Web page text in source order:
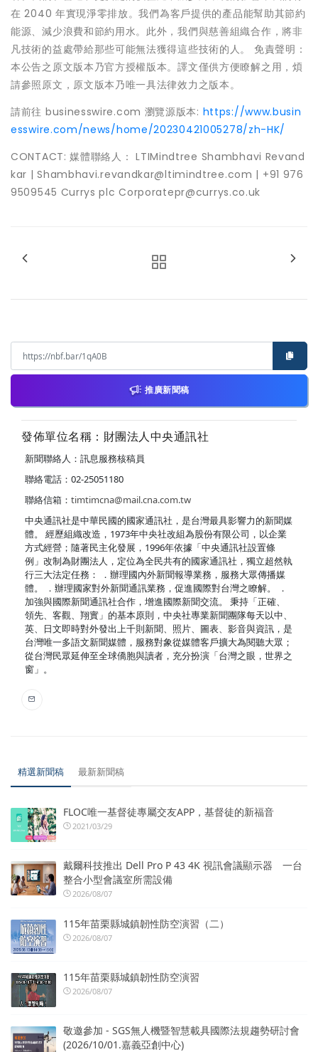
在 2040 年實現淨零排放。我們為客戶提供的產品能幫助其節約
能源、減少浪費和節約用水。此外，我們與慈善組織合作，將非
凡技術的益處帶給那些可能無法獲得這些技術的人。 免責聲明：
本公告之原文版本乃官方授權版本。譯文僅供方便瞭解之用，煩
請參照原文，原文版本乃唯一具法律效力之版本。
請前往 businesswire.com 瀏覽源版本: https://www.busin
esswire.com/news/home/20230421005278/zh-HK/
CONTACT: 媒體聯絡人： LTIMindtree Shambhavi Revand
kar | Shambhavi.revandkar@ltimindtree.com | +91 976
9509545 Currys plc Corporatepr@currys.co.uk
推廣新聞稿
發佈單位名稱：財團法人中央通訊社
新聞聯絡人：訊息服務核稿員
聯絡電話：02-25051180
聯絡信箱： timtimcna@mail.cna.com.tw
中央通訊社是中華民國的國家通訊社，是台灣最具影響力的新聞媒
體。 經歷組織改造，1973年中央社改組為股份有限公司，以企業
方式經營；隨著民主化發展，1996年依據「中央通訊社設置條
例」改制為財團法人，定位為全民共有的國家通訊社，獨立超然執
行三大法定任務： ．辦理國內外新聞報導業務，服務大眾傳播媒
體。 ．辦理國家對外新聞通訊業務，促進國際對台灣之瞭解。 ．
加強與國際新聞通訊社合作，增進國際新聞交流。 秉持「正確、
領先、客觀、翔實」的基本原則，中央社專業新聞團隊每天以中、
英、日文即時對外發出上千則新聞、照片、圖表、影音與資訊，是
台灣唯一多語文新聞媒體，服務對象從媒體客戶擴大為閱聽大眾；
從台灣民眾延伸至全球僑胞與讀者，充分扮演「台灣之眼，世界之
窗」。
精選新聞稿 最新新聞稿
FLOC唯一基督徒專屬交友APP，基督徒的新福音
2021/03/29
戴爾科技推出 Dell Pro P 43 4K 視訊會議顯示器 一台
整合小型會議室所需設備
2026/08/07
115年苗栗縣城鎮韌性防空演習（二）
2026/08/07
115年苗栗縣城鎮韌性防空演習
2026/08/07
敬邀參加 - SGS無人機暨智慧載具國際法規趨勢研討會
(2026/10/01.嘉義亞創中心)